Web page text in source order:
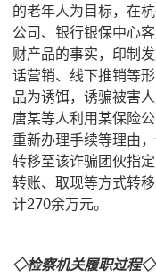
的老年人为目标，在
公司、银行银保中心
财产品的事实，印制
话营销、线下推销等
品为诱饵，诱骗被害
唐某等人利用某保险
重新办理手续等理由
转移至该诈骗团伙指
转账、取现等方式转
计270余万元。
◇检察机关履职过程◇